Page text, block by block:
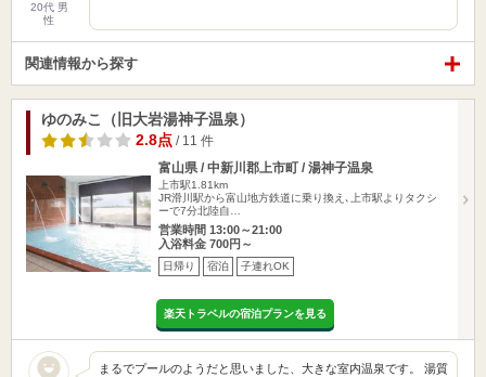
20代 男
性
関連情報から探す
ゆのみこ（旧大岩湯神子温泉）
2.8点 / 11 件
富山県 / 中新川郡上市町 / 湯神子温泉
上市駅1.81km
JR滑川駅から富山地方鉄道に乗り換え､上市駅よりタクシ
ーで7分北陸自…
営業時間 13:00～21:00
入浴料金 700円～
日帰り 宿泊 子連れOK
楽天トラベルの宿泊プランを見る
まるでプールのようだと思いました、大きな室内温泉です。 湯質